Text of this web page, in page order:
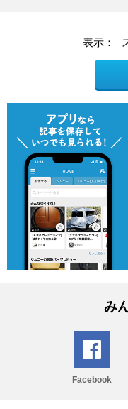
表示：
み
Facebook